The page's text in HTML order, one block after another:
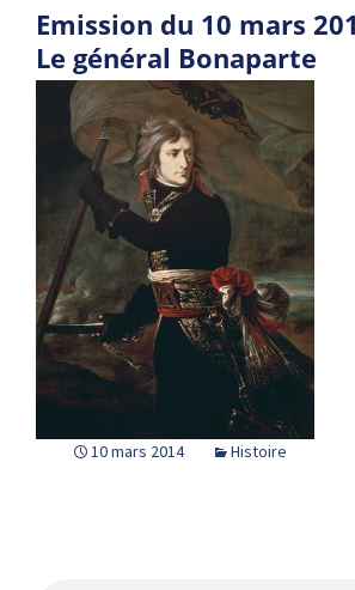
Emission du 10 mars
Le général Bonaparte
10 mars 2014 Histoire